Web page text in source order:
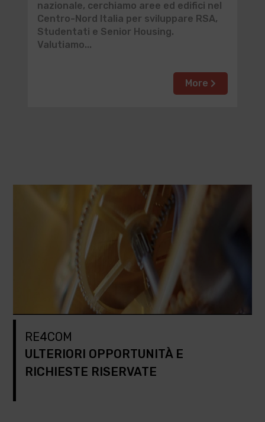
nazionale, cerchiamo aree ed edifici nel
Centro-Nord Italia per sviluppare RSA,
Studentati e Senior Housing.
Valutiamo...
More
RE4COM
ULTERIORI OPPORTUNITÀ E
RICHIESTE RISERVATE